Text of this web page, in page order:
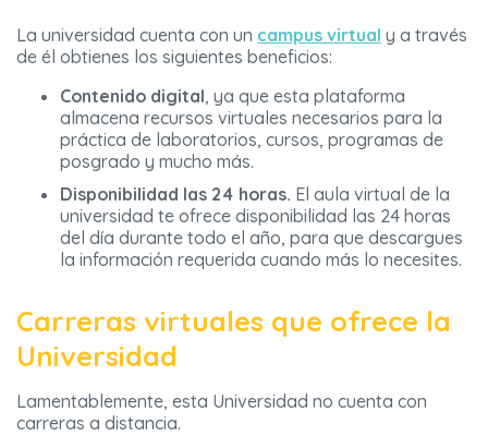
La universidad cuenta con un campus virtual y a través
de él obtienes los siguientes beneficios:
Contenido digital, ya que esta plataforma
almacena recursos virtuales necesarios para la
práctica de laboratorios, cursos, programas de
posgrado y mucho más.
Disponibilidad las 24 horas. El aula virtual de la
universidad te ofrece disponibilidad las 24 horas
del día durante todo el año, para que descargues
la información requerida cuando más lo necesites.
Carreras virtuales que ofrece la
Universidad
Lamentablemente, esta Universidad no cuenta con
carreras a distancia.